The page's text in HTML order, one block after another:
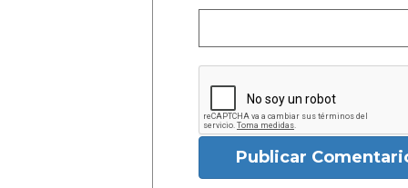
Publicar